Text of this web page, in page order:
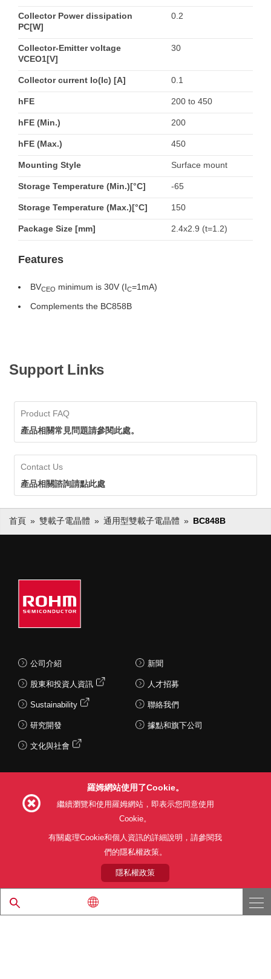
Collector Power dissipation
PC[W]
0.2
Collector-Emitter voltage
VCEO1[V]
30
Collector current Io(Ic) [A] 0.1
hFE 200 to 450
hFE (Min.) 200
hFE (Max.) 450
Mounting Style Surface mount
Storage Temperature (Min.)[°C] -65
Storage Temperature (Max.)[°C] 150
Package Size [mm] 2.4x2.9 (t=1.2)
Features
BVCEO minimum is 30V (IC=1mA)
Complements the BC858B
Support Links
Product FAQ
產品相關常見問題請參閱此處。
Contact Us
產品相關諮詢請點此處
首頁 雙載子電晶體 通用型雙載子電晶體 BC848B
公司介紹
股東和投資人資訊
Sustainability
研究開發
文化與社會
新聞
人才招募
聯絡我們
據點和旗下公司
利用目的 隱私權政策
關於本公司產品銷售之標準條款(PDF)
© 1997 - 2026 ROHM CO., LTD. ALL RIGHTS RESERVED.
羅姆網站使用了Cookie。
繼續瀏覽和使用羅姆網站，即表示您同意使用
Cookie。
有關處理Cookie和個人資訊的詳細說明，請參閱我
們的隱私權政策。
隱私權政策